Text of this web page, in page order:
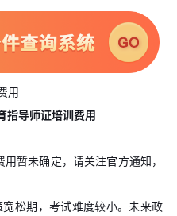
指导师证培训费用
暂未确定，请关注官方通知，
松期，考试难度较小。未来政